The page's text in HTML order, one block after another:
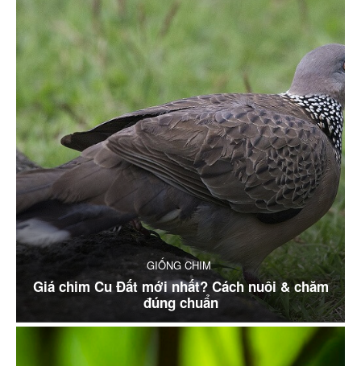
GIỐNG CHIM
Giá chim Cu Đất mới nhất? Cách nuôi & chăm
đúng chuẩn